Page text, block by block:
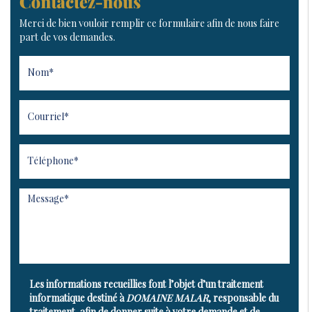
Merci de bien vouloir remplir ce formulaire afin de nous faire
part de vos demandes.
Les informations recueillies font l’objet d’un traitement
informatique destiné àDOMAINE MALAR, responsable du